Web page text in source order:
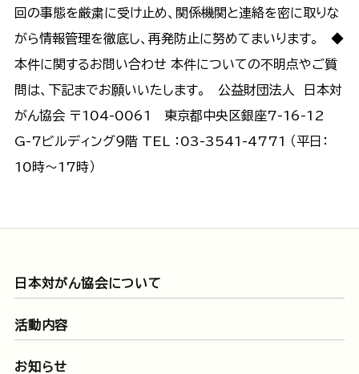
回の事態を厳粛に受け止め、関係機関と連絡を密に取りな
がら情報管理を徹底し、再発防止に努めてまいります。 ◆
本件に関するお問い合わせ 本件についての不明点やご質
問は、下記までお願いいたします。 公益財団法人 日本対
がん協会 〒104-0061 東京都中央区銀座7-16-12
G-7ビルディング９階 TEL ：03-3541-4771 （平日：
10時～17時）
日本対がん協会について
活動内容
お知らせ